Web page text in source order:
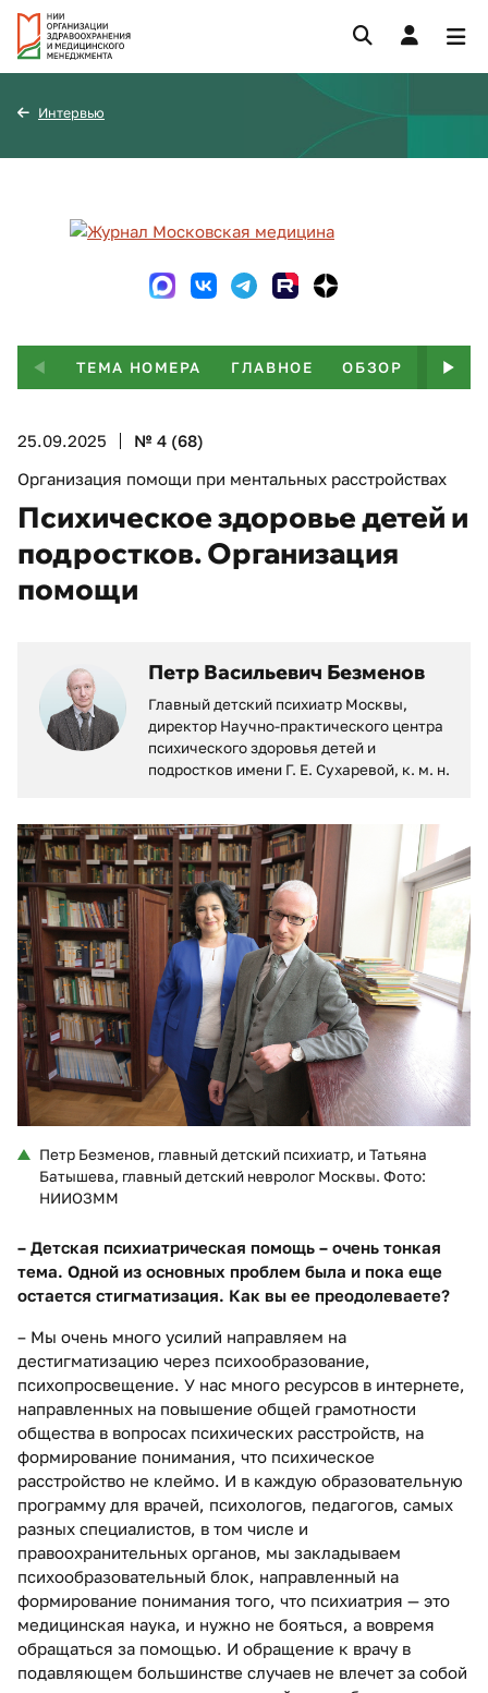
Интервью
ТЕМА НОМЕРА ГЛАВНОЕ ОБЗОР
25.09.2025
№ 4 (68)
Организация помощи при ментальных расстройствах
Психическое здоровье детей и
подростков. Организация
помощи
Петр Васильевич Безменов
Главный детский психиатр Москвы,
директор Научно-практического центра
психического здоровья детей и
подростков имени Г. Е. Сухаревой, к. м. н.
Петр Безменов, главный детский психиатр, и Татьяна
Батышева, главный детский невролог Москвы. Фото:
НИИОЗММ
– Детская психиатрическая помощь – очень тонкая
тема. Одной из основных проблем была и пока еще
остается стигматизация. Как вы ее преодолеваете?
– Мы очень много усилий направляем на
дестигматизацию через психообразование,
психопросвещение. У нас много ресурсов в интернете,
направленных на повышение общей грамотности
общества в вопросах психических расстройств, на
формирование понимания, что психическое
расстройство не клеймо. И в каждую образовательную
программу для врачей, психологов, педагогов, самых
разных специалистов, в том числе и
правоохранительных органов, мы закладываем
психообразовательный блок, направленный на
формирование понимания того, что психиатрия — это
медицинская наука, и нужно не бояться, а вовремя
обращаться за помощью. И обращение к врачу в
подавляющем большинстве случаев не влечет за собой